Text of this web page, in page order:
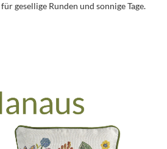
gesellige Runden und sonnige Tage.